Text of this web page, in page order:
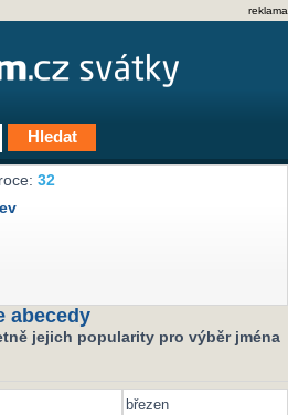
reklama
32
abecedy
jejich popularity pro výběr jména
březen